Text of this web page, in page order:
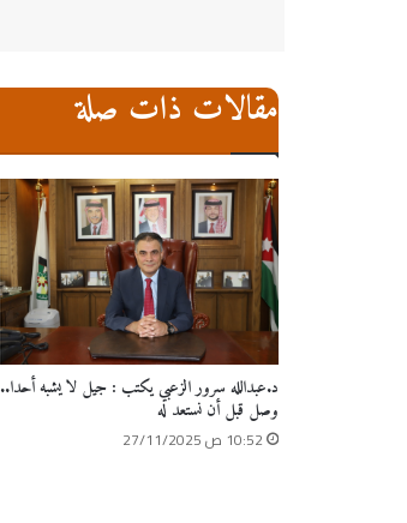
مقالات ذات صلة
د.عبدالله سرور الزعبي يكتب : جيل لا يشبه أحدا..
وصل قبل أن نستعد له
10:52 ص 27/11/2025